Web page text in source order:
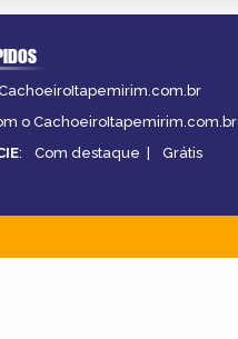
o CachoeiroItapemirim.com.br
: Com destaque | Grátis